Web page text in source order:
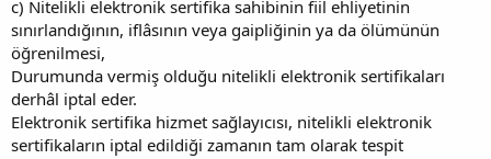
c) Nitelikli elektronik sertifika sahibinin fiil ehliyetinin
sınırlandığının, iflâsının veya gaipliğinin ya da ölümünün
öğrenilmesi,
Durumunda vermiş olduğu nitelikli elektronik sertifikaları
derhâl iptal eder.
Elektronik sertifika hizmet sağlayıcısı, nitelikli elektronik
sertifikaların iptal edildiği zamanın tam olarak tespit